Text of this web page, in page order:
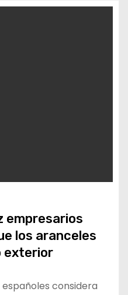
empresarios
los aranceles
exterior
españoles considera